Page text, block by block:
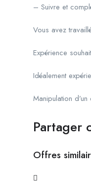
– Suivre et
Vous avez
Expérience
Idéalement
Manipulation
Partager
Offres